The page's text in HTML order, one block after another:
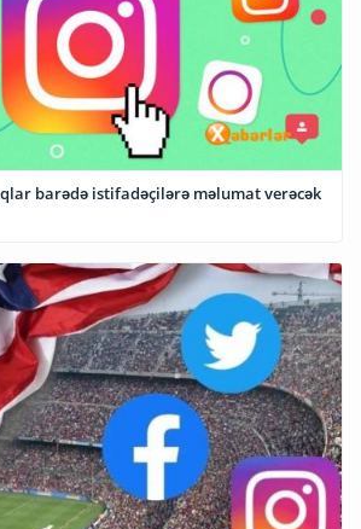
barədə istifadəçilərə məlumat verəcək